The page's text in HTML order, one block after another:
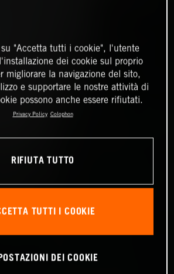
"Accetta tutti i cookie", l'utente
dei cookie sul proprio
migliorare la navigazione del sito,
e supportare le nostre attività di
possono anche essere rifiutati.
Privacy Policy Colophon
RIFIUTA TUTTO
TUTTI I COOKIE
DEI COOKIE